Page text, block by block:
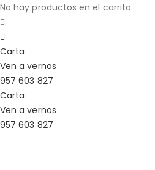
No hay productos en el carrito.
Carta
Ven a vernos
957 603 827
Carta
Ven a vernos
957 603 827